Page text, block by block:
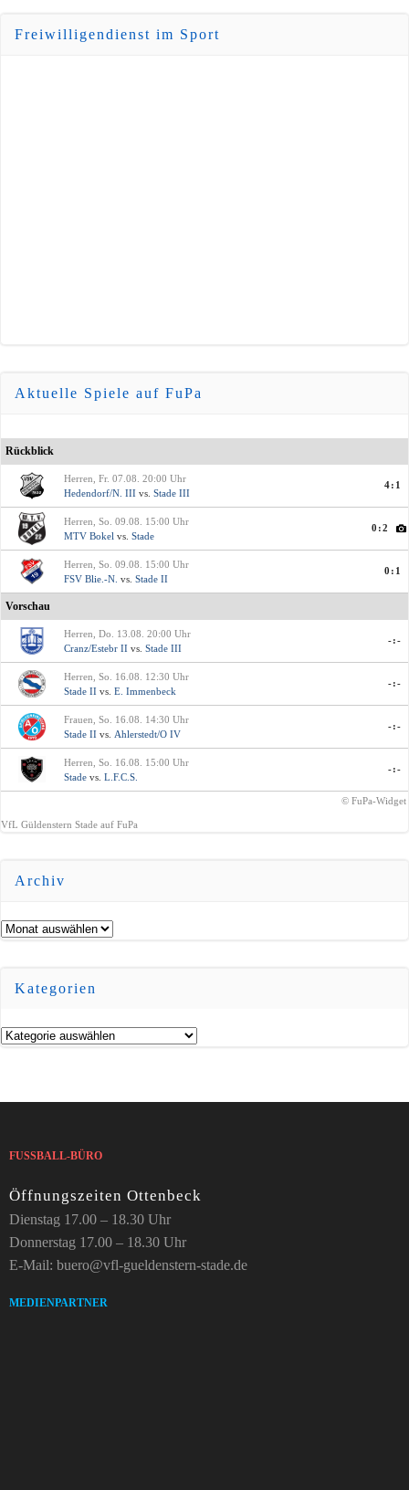
Freiwilligendienst im Sport
Aktuelle Spiele auf FuPa
Rückblick
Herren, Fr. 07.08. 20:00 Uhr
Hedendorf/N. III vs. Stade III
4:1
Herren, So. 09.08. 15:00 Uhr
MTV Bokel vs. Stade
0:2
Herren, So. 09.08. 15:00 Uhr
FSV Blie.-N. vs. Stade II
0:1
Vorschau
Herren, Do. 13.08. 20:00 Uhr
Cranz/Estebr II vs. Stade III
-:-
Herren, So. 16.08. 12:30 Uhr
Stade II vs. E. Immenbeck
-:-
Frauen, So. 16.08. 14:30 Uhr
Stade II vs. Ahlerstedt/O IV
-:-
Herren, So. 16.08. 15:00 Uhr
Stade vs. L.F.C.S.
-:-
© FuPa-Widget
VfL Güldenstern Stade auf FuPa
Archiv
Archiv
Kategorien
Kategorien
FUSSBALL-BÜRO
Öffnungszeiten Ottenbeck
Dienstag 17.00 – 18.30 Uhr
Donnerstag 17.00 – 18.30 Uhr
E-Mail: buero@vfl-gueldenstern-stade.de
MEDIENPARTNER